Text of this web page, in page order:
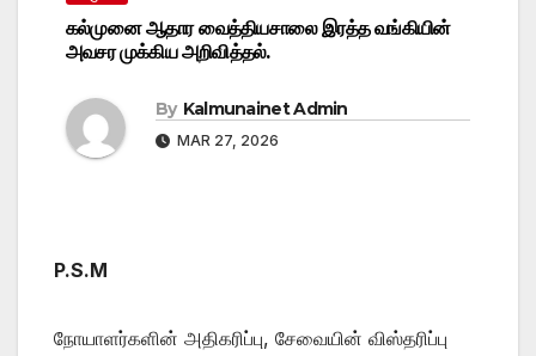
கல்முனை ஆதார வைத்தியசாலை இரத்த வங்கியின்
அவசர முக்கிய அறிவித்தல்.
By Kalmunainet Admin
MAR 27, 2026
P.S.M
நோயாளர்களின் அதிகரிப்பு, சேவையின் விஸ்தரிப்பு